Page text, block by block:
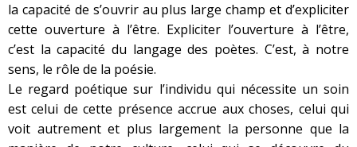
la capacité de s’ouvrir au plus large champ et d’expliciter
cette ouverture à l’être. Expliciter l’ouverture à l’être,
c’est la capacité du langage des poètes. C’est, à notre
sens, le rôle de la poésie.
Le regard poétique sur l’individu qui nécessite un soin
est celui de cette présence accrue aux choses, celui qui
voit autrement et plus largement la personne que la